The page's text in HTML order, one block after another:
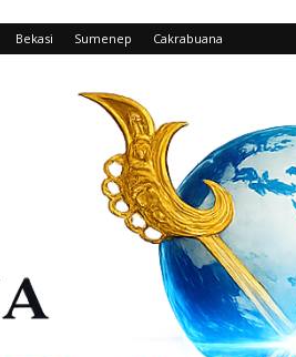
Bekasi Sumenep Cakrabuana